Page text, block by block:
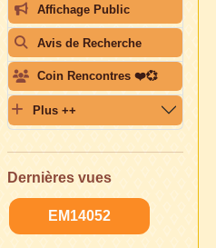
Affichage Public
Avis de Recherche
Coin Rencontres ❤️💞
Plus ++
Dernières vues
EM14052